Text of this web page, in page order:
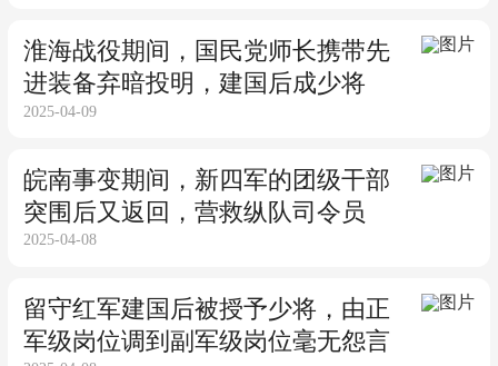
淮海战役期间，国民党师长携带先
进装备弃暗投明，建国后成少将
2025-04-09
皖南事变期间，新四军的团级干部
突围后又返回，营救纵队司令员
2025-04-08
留守红军建国后被授予少将，由正
军级岗位调到副军级岗位毫无怨言